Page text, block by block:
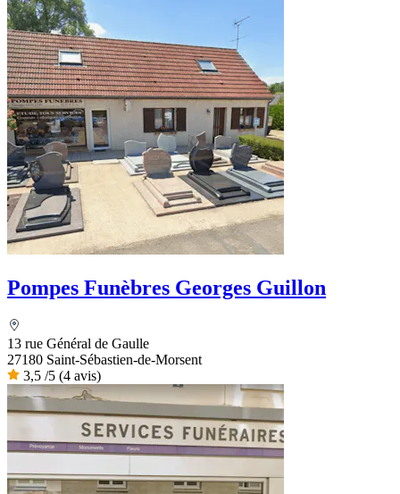
Pompes Funèbres Georges Guillon
13 rue Général de Gaulle
27180 Saint-Sébastien-de-Morsent
3,5 /5 (4 avis)